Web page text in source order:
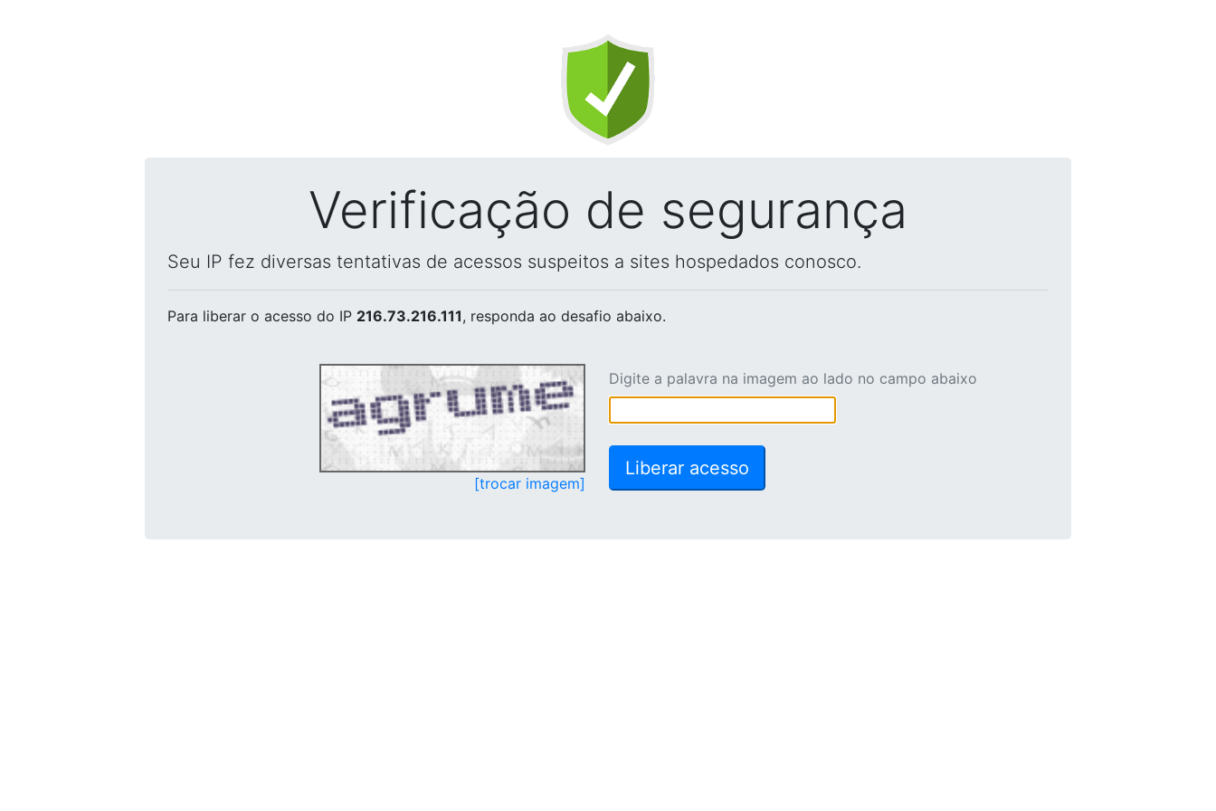
Verificação de segurança
Seu IP fez diversas tentativas de acessos suspeitos a sites hospedados conosco.
Para liberar o acesso do IP 216.73.216.111, responda ao desafio abaixo.
[trocar imagem]
Digite a palavra na imagem ao lado no campo abaixo